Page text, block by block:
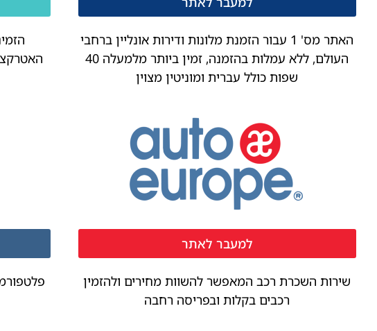
האתר מס' 1 עבור הזמנת מלונות ודירות אונליין ברחבי
העולם, ללא עמלות בהזמנה, זמין ביותר מלמעלה 40
שפות כולל עברית ומוניטין מצוין
למעבר לאתר
שירות השכרת רכב המאפשר להשוות מחירים ולהזמין
רכבים בקלות ובפריסה רחבה